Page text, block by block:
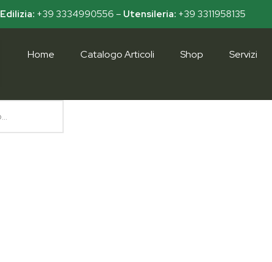
Edilizia: +39 3334990556 – Utensileria: +39 3311958135
Home Catalogo Articoli Shop Servizi